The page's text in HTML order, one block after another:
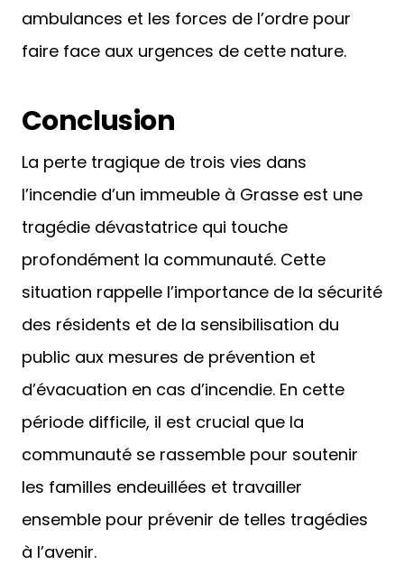
ambulances et les forces de l’ordre pour
faire face aux urgences de cette nature.
Conclusion
La perte tragique de trois vies dans
l’incendie d’un immeuble à Grasse est une
tragédie dévastatrice qui touche
profondément la communauté. Cette
situation rappelle l’importance de la sécurité
des résidents et de la sensibilisation du
public aux mesures de prévention et
d’évacuation en cas d’incendie. En cette
période difficile, il est crucial que la
communauté se rassemble pour soutenir
les familles endeuillées et travailler
ensemble pour prévenir de telles tragédies
à l’avenir.